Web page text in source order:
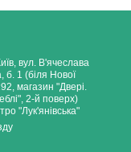
вул. В'ячеслава
б. 1 (біля Нової
магазин "Двері.
2-й поверх)
"Лук'янівська"